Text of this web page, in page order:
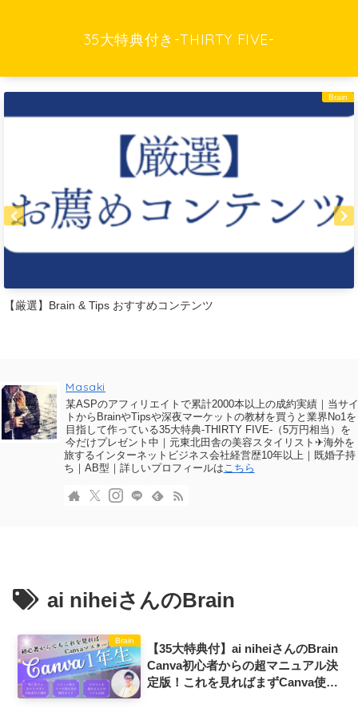
35大特典付き-THIRTY FIVE-
Brain
【厳選】Brain & Tips おすすめコンテンツ
Masaki
某ASPのアフィリエイトで累計2000本以上の成約実績｜当サ
トからBrainやTipsや深夜マーケットの教材を買うと業界No1を
目指して作っている35大特典-THIRTY FIVE-（5万円相当）を
今だけプレゼント中｜元東北田舎の美容スタイリスト✈海外を
旅するインターネットビジネス会社経営歴10年以上｜既婚子持
ち｜AB型｜詳しいプロフィールはこちら
ai niheiさんのBrain
Brain
【35大特典付】ai niheiさんのBrain
Canva初心者からの超マニュアル決
定版！これを見ればまずCanva使え